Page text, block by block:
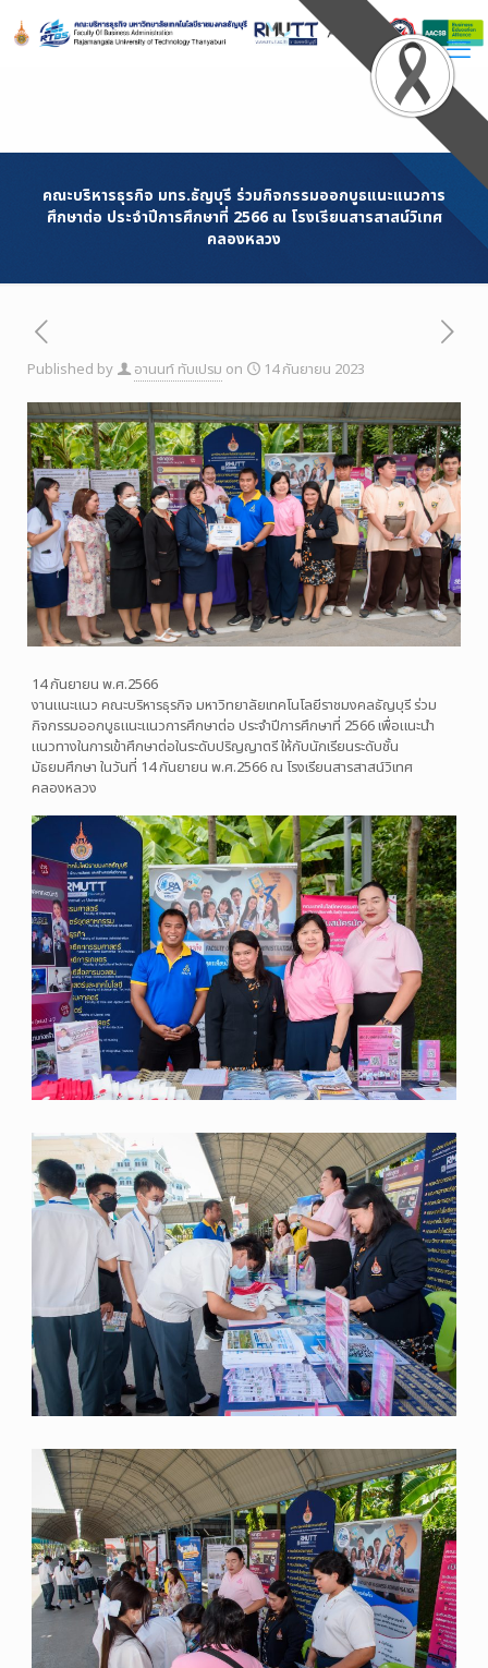
Content
คณะบริหารธุรกิจ มทร.ธัญบุรี ร่วมกิจกรรมออกบูธแนะแนวการ
ศึกษาต่อ ประจำปีการศึกษาที่ 2566 ณ โรงเรียนสารสาสน์วิเทศ
คลองหลวง
Published by อานนท์ ทับเปรม on 14 กันยายน 2023
14 กันยายน พ.ศ.2566
งานแนะแนว คณะบริหารธุรกิจ มหาวิทยาลัยเทคโนโลยีราชมงคลธัญบุรี ร่วม
กิจกรรมออกบูธแนะแนวการศึกษาต่อ ประจำปีการศึกษาที่ 2566 เพื่อแนะนำ
แนวทางในการเข้าศึกษาต่อในระดับปริญญาตรี ให้กับนักเรียนระดับชั้น
มัธยมศึกษา ในวันที่ 14 กันยายน พ.ศ.2566 ณ โรงเรียนสารสาสน์วิเทศ
คลองหลวง